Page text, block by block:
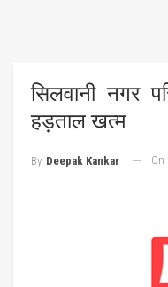
सिलवानी नगर
हड़ताल खत्म
By Deepak Kankar On